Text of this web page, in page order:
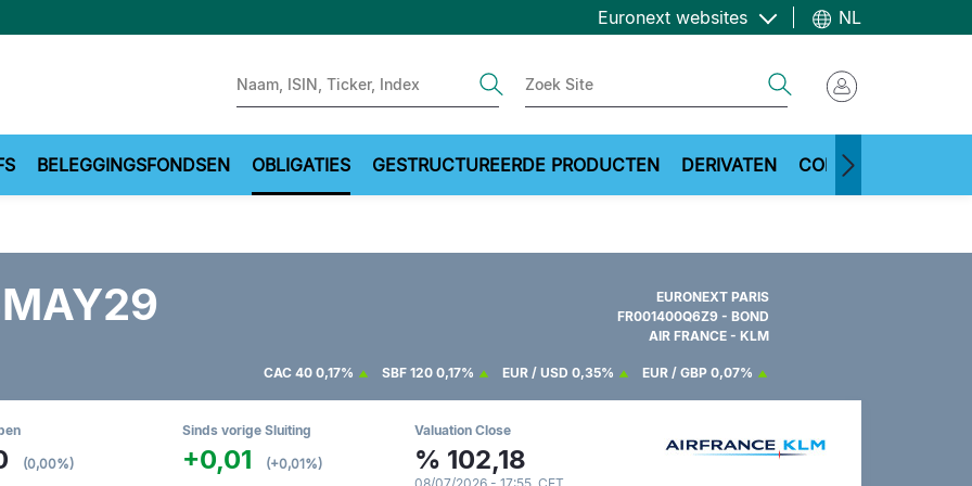
Euronext websites NL
BELEGGINGSFONDSEN OBLIGATIES GESTRUCTUREERDE PRODUCTEN DERIVATEN COMMODITIES
EURONEXT PARIS
FR001400Q6Z9 - BOND
AIR FRANCE - KLM
CAC 40 0,17% SBF 120 0,17% EUR / USD 0,35% EUR / GBP 0,07%
(0,00%)
Sinds vorige Sluiting
+0,01 (+0,01%)
Valuation Close
% 102,18